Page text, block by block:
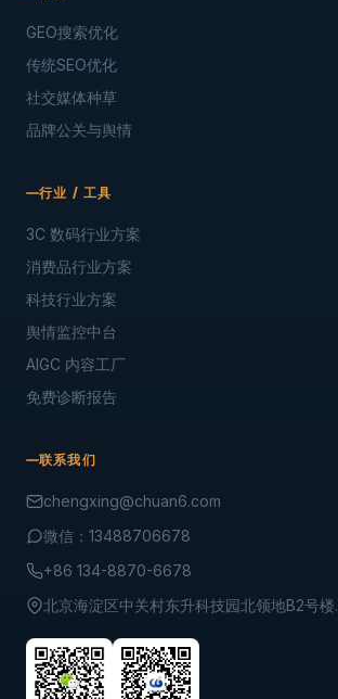
GEO搜索优化
传统SEO优化
社交媒体种草
品牌公关与舆情
行业 / 工具
3C 数码行业方案
消费品行业方案
科技行业方案
舆情监控中台
AIGC 内容工厂
免费诊断报告
联系我们
chengxing@chuan6.com
微信：13488706678
+86 134-8870-6678
北京海淀区中关村东升科技园北领地B2号楼.